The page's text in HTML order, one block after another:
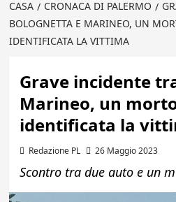
CASA CRONACA DI PALERMO
BOLOGNETTA E MARINEO, UN
IDENTIFICATA LA VITTIMA
Grave incidente
Marineo, un
identificata la
Redazione PL 26 Maggio 2023
Scontro tra due auto e un